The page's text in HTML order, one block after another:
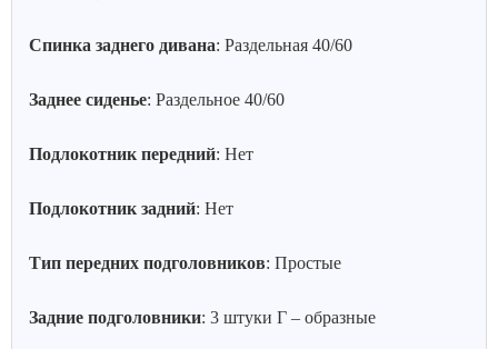
Спинка заднего дивана: Раздельная 40/60
Заднее сиденье: Раздельное 40/60
Подлокотник передний: Нет
Подлокотник задний: Нет
Тип передних подголовников: Простые
Задние подголовники: 3 штуки Г – образные